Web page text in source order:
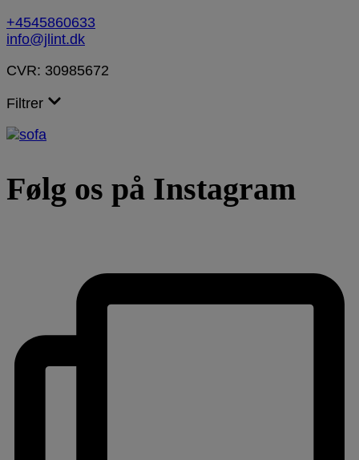
+4545860633
info@jlint.dk
CVR: 30985672
Filtrer
Følg os på Instagram